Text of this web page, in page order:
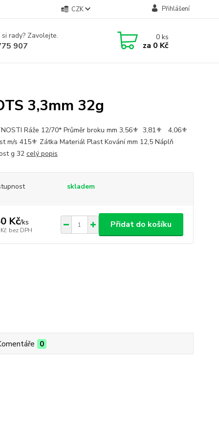
CZK Přihlášení
rady? Zavolejte.
907
0ks
za 0 Kč
3,3mm 32g
Ráže 12/70* Průměr broku mm 3,56⚜︎ 3,81⚜︎ 4,06⚜︎
m/s 415⚜︎ Zátka Materiál Plast Kování mm 12,5 Náplň
g 32 celý popis
skladem
Kč/ks
bez DPH
Přidat do košíku
0